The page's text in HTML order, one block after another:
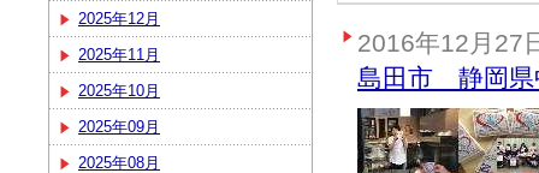
2025年12月
2025年11月
2025年10月
2025年09月
2025年08月
2016年12月27
島田市 静岡県